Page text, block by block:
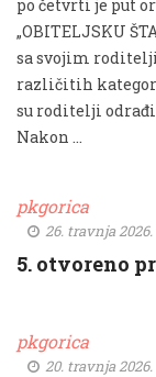
po četvrti je put
„OBITELJSKU
sa svojim
različitih
su roditelji
Nakon …
pkgorica
26. travnja 2026.
5. otvoreno
pkgorica
20. travnja 2026.